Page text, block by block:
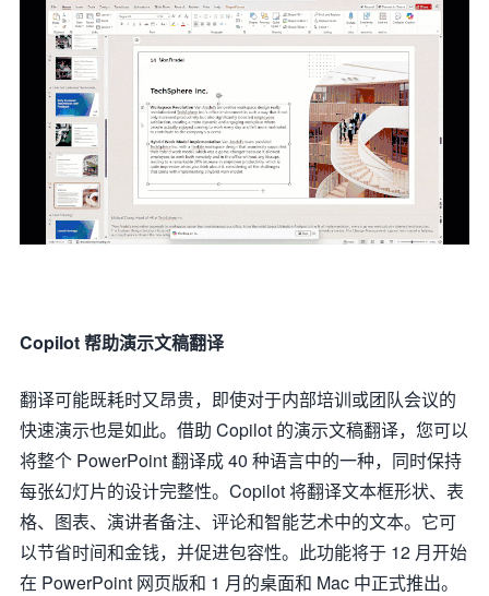
Copilot 帮助演示文稿翻译
翻译可能既耗时又昂贵，即使对于内部培训或团队会议的
快速演示也是如此。借助 Copilot 的演示文稿翻译，您可以
将整个 PowerPoint 翻译成 40 种语言中的一种，同时保持
每张幻灯片的设计完整性。Copilot 将翻译文本框形状、表
格、图表、演讲者备注、评论和智能艺术中的文本。它可
以节省时间和金钱，并促进包容性。此功能将于 12 月开始
在 PowerPoint 网页版和 1 月的桌面和 Mac 中正式推出。